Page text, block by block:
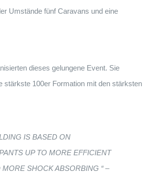
Umstände fünf Caravans und eine
dieses gelungene Event. Sie
stärkste 100er Formation mit den stärksten
IS BASED ON
UP TO MORE EFFICIENT
SHOCK ABSORBING “ –